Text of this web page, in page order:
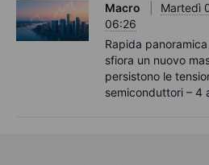
Macro
Martedì
06:26
Rapida
sfiora un nuovo
persistono le
semiconduttori – 4